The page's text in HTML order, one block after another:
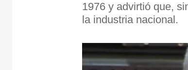
1976 y advirtió que,
la industria nacional.